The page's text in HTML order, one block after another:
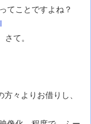
てことですよね？
て。
々よりお借りし、